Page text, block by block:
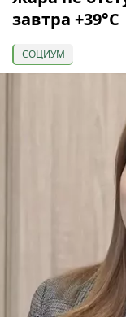
завтра +39°С
СОЦИУМ